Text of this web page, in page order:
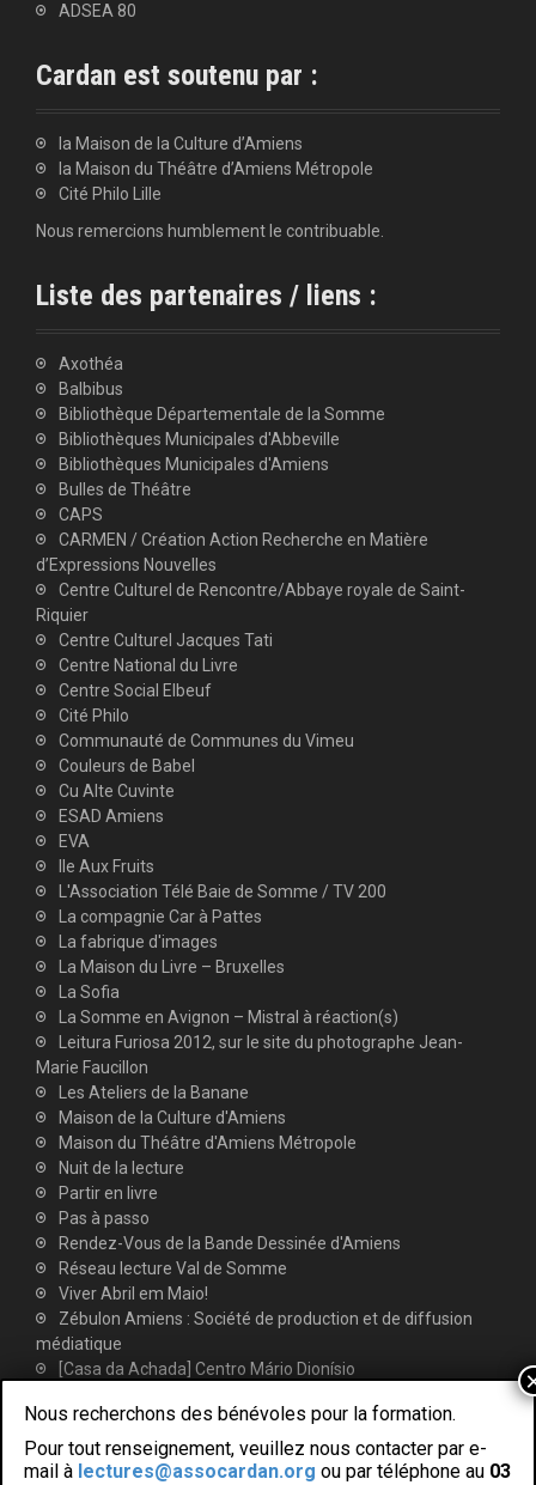
ADSEA 80
Cardan est soutenu par :
la Maison de la Culture d’Amiens
la Maison du Théâtre d’Amiens Métropole
Cité Philo Lille
Nous remercions humblement le contribuable.
Liste des partenaires / liens :
Axothéa
Balbibus
Bibliothèque Départementale de la Somme
Bibliothèques Municipales d'Abbeville
Bibliothèques Municipales d'Amiens
Bulles de Théâtre
CAPS
CARMEN / Création Action Recherche en Matière
d’Expressions Nouvelles
Centre Culturel de Rencontre/Abbaye royale de Saint-
Riquier
Centre Culturel Jacques Tati
Centre National du Livre
Centre Social Elbeuf
Cité Philo
Communauté de Communes du Vimeu
Couleurs de Babel
Cu Alte Cuvinte
ESAD Amiens
EVA
Ile Aux Fruits
L'Association Télé Baie de Somme / TV 200
La compagnie Car à Pattes
La fabrique d'images
La Maison du Livre – Bruxelles
La Sofia
La Somme en Avignon – Mistral à réaction(s)
Leitura Furiosa 2012, sur le site du photographe Jean-
Marie Faucillon
Les Ateliers de la Banane
Maison de la Culture d'Amiens
Maison du Théâtre d'Amiens Métropole
Nuit de la lecture
Partir en livre
Pas à passo
Rendez-Vous de la Bande Dessinée d'Amiens
Réseau lecture Val de Somme
Viver Abril em Maio!
Zébulon Amiens : Société de production et de diffusion
médiatique
[Casa da Achada] Centro Mário Dionísio
Nous recherchons des bénévoles pour la formation.
Pour tout renseignement, veuillez nous contacter par e-
mail à lectures@assocardan.org ou par téléphone au 03